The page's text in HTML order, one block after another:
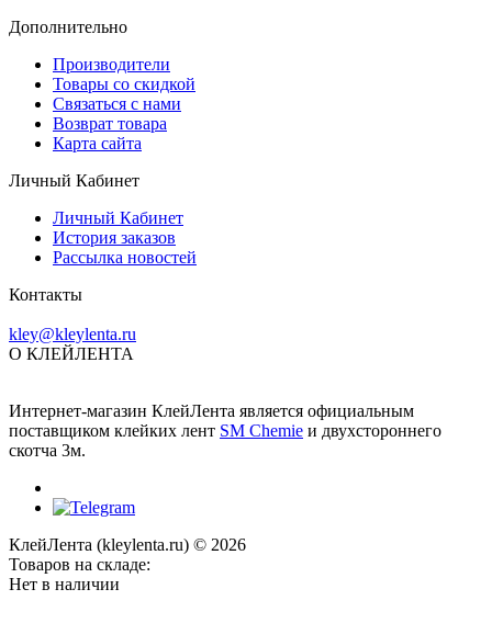
Дополнительно
Производители
Товары со скидкой
Связаться с нами
Возврат товара
Карта сайта
Личный Кабинет
Личный Кабинет
История заказов
Рассылка новостей
Контакты
kley@kleylenta.ru
О КЛЕЙЛЕНТА
Интернет-магазин КлейЛента является официальным
поставщиком клейких лент SM Chemie и двухстороннего
скотча 3м.
КлейЛента (kleylenta.ru) © 2026
Товаров на складе:
Нет в наличии